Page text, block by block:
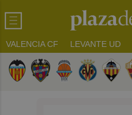
VALENCIA CF LEVANTE UD